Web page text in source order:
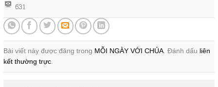
631
Bài viết này được đăng trong MỖI NGÀY VỚI CHÚA. Đánh dấu liên
kết thường trực.